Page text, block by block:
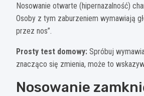
Nosowanie otwarte (hipernazalność)
Osoby z tym zaburzeniem wymawiają
przez nos”.
Prosty test domowy: Spróbuj
znacząco się zmienia, może to
Nosowanie